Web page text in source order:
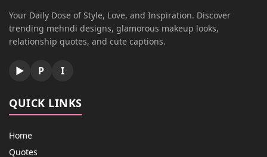
Your Daily Dose of Style, Love, and Inspiration. Discover
trending mehndi designs, glamorous makeup looks,
relationship quotes, and cute captions.
▶ P I
QUICK LINKS
Home
Quotes